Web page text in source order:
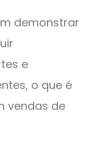
demonstrar
e
o que é
vendas de